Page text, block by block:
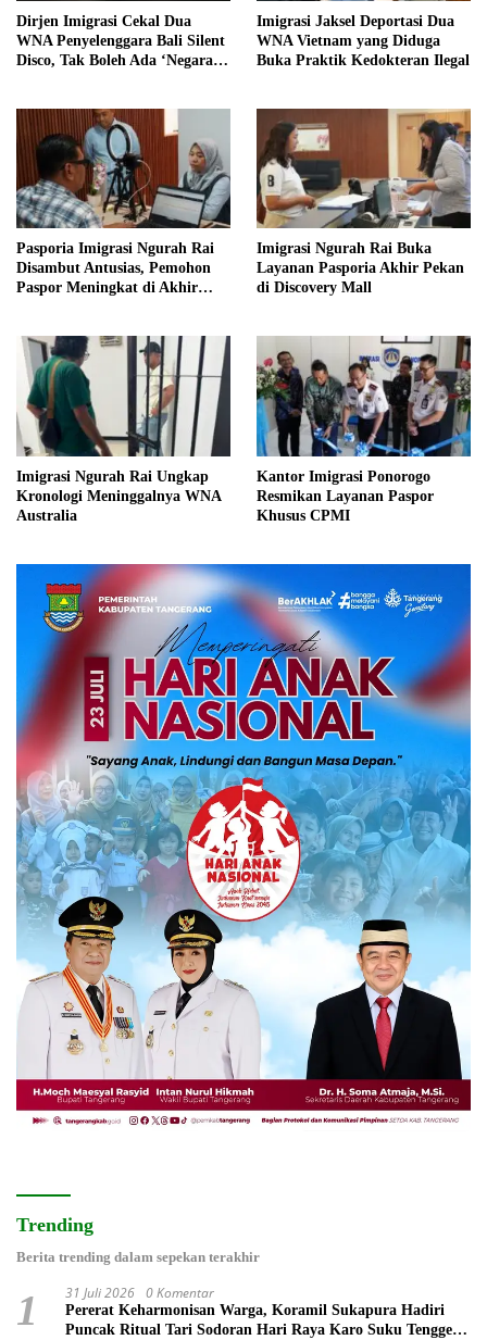
Dirjen Imigrasi Cekal Dua
WNA Penyelenggara Bali Silent
Disco, Tak Boleh Ada ‘Negara
Imigrasi Jaksel Deportasi Dua
WNA Vietnam yang Diduga
Buka Praktik Kedokteran Ilegal
Pasporia Imigrasi Ngurah Rai
Disambut Antusias, Pemohon
Paspor Meningkat di Akhir
Imigrasi Ngurah Rai Buka
Layanan Pasporia Akhir Pekan
di Discovery Mall
Imigrasi Ngurah Rai Ungkap
Kronologi Meninggalnya WNA
Australia
Kantor Imigrasi Ponorogo
Resmikan Layanan Paspor
Khusus CPMI
Trending
Berita trending dalam sepekan terakhir
1 31 Juli 2026 0 Komentar
Pererat Keharmonisan Warga, Koramil Sukapura Hadiri
Puncak Ritual Tari Sodoran Hari Raya Karo Suku Tengger